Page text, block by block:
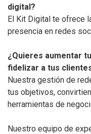
digital?
El Kit Digital te ofrece
presencia en redes
¿Quieres aumentar
fidelizar a tus
Nuestra gestión de
tus objetivos,
herramientas de
Nuestro equipo de